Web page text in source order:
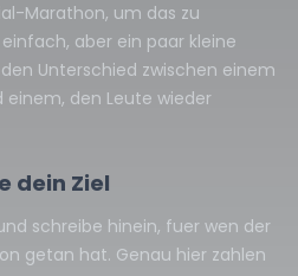
Marathon, um das zu
aber ein paar kleine
Unterschied zwischen einem
den Leute wieder
dein Ziel
schreibe hinein, fuer wen der
getan hat. Genau hier zahlen